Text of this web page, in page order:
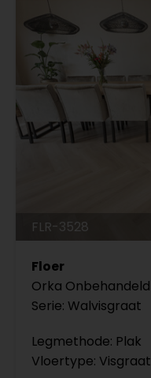
FLR-3528
Floer
Orka Onbehandeld
Serie: Walvisgraat
Legmethode: Plak
Vloertype: Visgraat